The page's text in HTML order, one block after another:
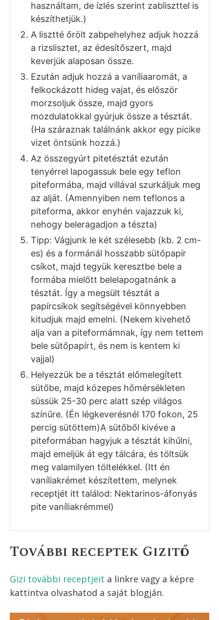
15 dkg gluténmentes zabpehely
zabliszt
dkg rizsliszt
5
dkg
darált dió
15
dkg
vaj
1 kk vanília aroma
10 g Süssina vagy 5 dk ízlés szerinti
ízesítő
ELKÉSZÍTÉS
A zabpelyhet kávédarálóval vagy
aprítógéppel daráljuk meg hogy lisztes
állaga legyen. (Én zabpelyhet
használtam, de ízlés szerint zabliszttel is
készíthetjük.)
A lisztté őrölt zabpehelyhez adjuk hozzá
a rizslisztet, az édesítőszert, majd
keverjük alaposan össze.
Ezután adjuk hozzá a vaníliaaromát, a
felkockázott hideg vajat, és először
morzsoljuk össze, majd gyors
mozdulatokkal gyúrjuk össze a tésztát.
(Ha száraznak találnánk akkor egy picike
vizet öntsünk hozzá.)
Az összegyúrt pitetésztát ezután
tenyérrel lapogassuk bele egy teflon
piteformába, majd villával szurkáljuk meg
az alját. (Amennyiben nem teflonos a
piteforma, akkor enyhén vajazzuk ki,
nehogy beleragadjon a tészta)
Tipp: Vágjunk le két szélesebb (kb. 2 cm-
es) és a formánál hosszabb sütőpapír
csíkot, majd tegyük keresztbe bele a
formába mielőtt belelapogatnánk a
tésztát. Így a megsült tésztát a
papírcsíkok segítségével könnyebben
kitudjuk majd emelni. (Nekem kivehető
bele sütőpapírt, és nem is kentem ki
vajjal)
sütőbe, majd közepes hőmérsékleten
süssük 25-30 perc alatt szép világos
színűre. (Én légkeverésnél 170 fokon, 25
percig sütöttem)A sütőből kivéve a